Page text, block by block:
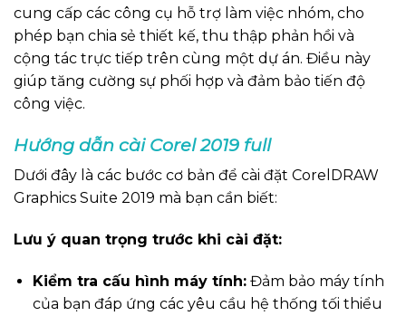
cung cấp các công cụ hỗ trợ làm việc nhóm, cho
phép bạn chia sẻ thiết kế, thu thập phản hồi và
cộng tác trực tiếp trên cùng một dự án. Điều này
giúp tăng cường sự phối hợp và đảm bảo tiến độ
công việc.
Hướng dẫn cài Corel 2019 full
Dưới đây là các bước cơ bản để cài đặt CorelDRAW
Graphics Suite 2019 mà bạn cần biết:
Lưu ý quan trọng trước khi cài đặt:
Kiểm tra cấu hình máy tính:Đảm bảo máy tính
của bạn đáp ứng các yêu cầu hệ thống tối thiểu